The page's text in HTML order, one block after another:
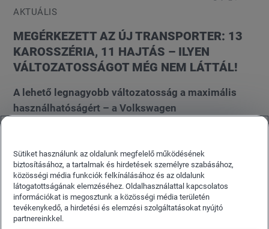
AKTUÁLIS
MEGÉRKEZETT AZ ÚJ TRANSPORTER: 13
KAROSSZÉRIA, 11 HAJTÁS – ILYEN
VÁLTOZATOSSÁGOT MÉG NEM LÁTTÁL!
A lehető legnagyobb változatosság a maximális
használhatóságért – a Volkswagen
hajtás tekintetében, így minden elképzelhető
forgatókönyvre felkészült; jobban, mint valaha. Az
új paletta a dobozos különböző változataitól a
kategóriájában egyedülálló duplakabinos platós
Transporteren át egészen a Caravelle Style elegáns
Sütiket használunk az oldalunk megfelelő működésének
biztosításához, a tartalmak és hirdetések személyre szabásához,
közösségi média funkciók felkínálásához és az oldalunk
látogatottságának elemzéséhez. Oldalhasználattal kapcsolatos
információkat is megosztunk a közösségi média területén
tevékenykedő, a hirdetési és elemzési szolgáltatásokat nyújtó
partnereinkkel.